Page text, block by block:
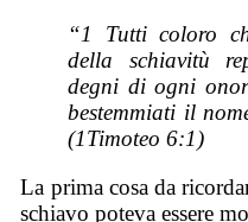
“1 Tutti coloro
della schiavitù
degni di ogni
bestemmiati il
(1Timoteo 6:1)
La prima cosa da
schiavo poteva essere